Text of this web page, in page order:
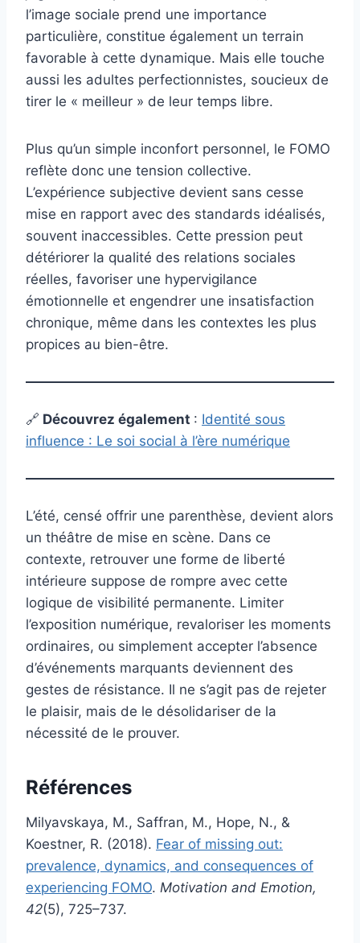
l’image sociale prend une importance
particulière, constitue également un terrain
favorable à cette dynamique. Mais elle touche
aussi les adultes perfectionnistes, soucieux de
tirer le « meilleur » de leur temps libre.
Plus qu’un simple inconfort personnel, le FOMO
reflète donc une tension collective.
L’expérience subjective devient sans cesse
mise en rapport avec des standards idéalisés,
souvent inaccessibles. Cette pression peut
détériorer la qualité des relations sociales
réelles, favoriser une hypervigilance
émotionnelle et engendrer une insatisfaction
chronique, même dans les contextes les plus
propices au bien-être.
🔗 Découvrez également : Identité sous
influence : Le soi social à l’ère numérique
L’été, censé offrir une parenthèse, devient alors
un théâtre de mise en scène. Dans ce
contexte, retrouver une forme de liberté
intérieure suppose de rompre avec cette
logique de visibilité permanente. Limiter
l’exposition numérique, revaloriser les moments
ordinaires, ou simplement accepter l’absence
d’événements marquants deviennent des
gestes de résistance. Il ne s’agit pas de rejeter
le plaisir, mais de le désolidariser de la
nécessité de le prouver.
Références
Milyavskaya, M., Saffran, M., Hope, N., &
Koestner, R. (2018). Fear of missing out:
prevalence, dynamics, and consequences of
experiencing FOMO. Motivation and Emotion,
42(5), 725–737.